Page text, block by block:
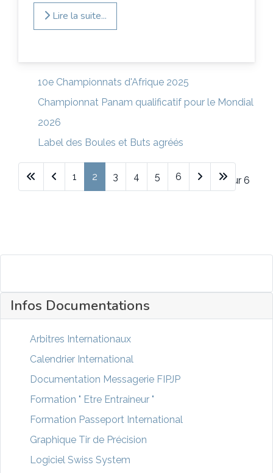
Infos Documentations
Arbitres Internationaux
Calendrier International
Documentation Messagerie FIPJP
Formation " Etre Entraineur "
Formation Passeport International
Graphique Tir de Précision
Logiciel Swiss System
Lire la suite...
10e Championnats d'Afrique 2025
Championnat Panam qualificatif pour le Mondial
2026
Label des Boules et Buts agréés
Page 2 sur 6
1 2 3 4 5 6